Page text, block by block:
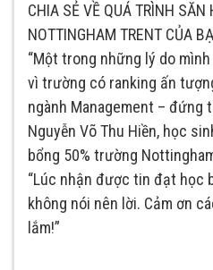
CHIA SẺ VỀ QUÁ TRÌNH SĂN
NOTTINGHAM TRENT CỦA
“Một trong những lý do
vì trường có ranking ấn
ngành Management – đứng
Nguyễn Võ Thu Hiền, học
bổng 50% trường
“Lúc nhận được tin đạt học
không nói nên lời. Cảm ơn
lắm!”